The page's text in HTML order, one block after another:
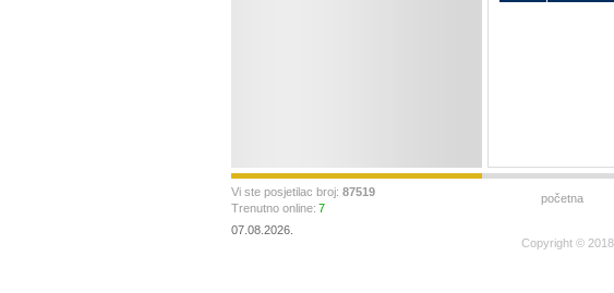
Vi ste posjetilac broj: 87519
Trenutno online: 7
07.08.2026.
početna
Copyright ©